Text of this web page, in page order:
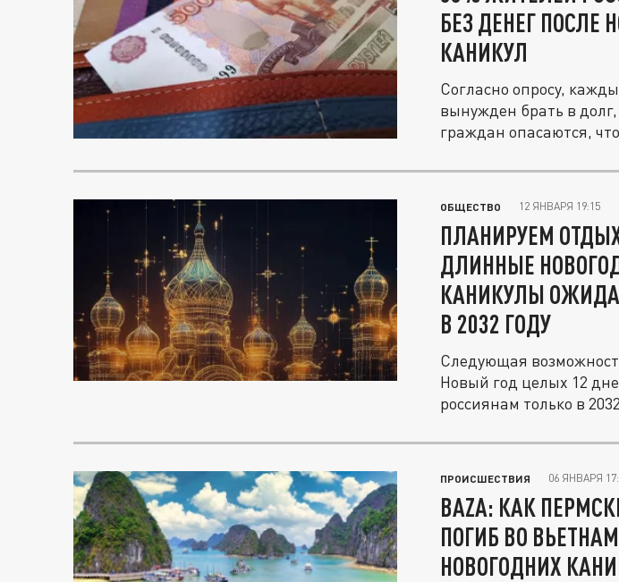
БЕЗ ДЕНЕГ ПОСЛЕ
КАНИКУЛ
Согласно опросу,
вынужден брать в
граждан опасаются,
ОБЩЕСТВО 12 ЯНВАРЯ 19:15
ПЛАНИРУЕМ
ДЛИННЫЕ
КАНИКУЛЫ
В 2032 ГОДУ
Следующая
Новый год целых 12
россиянам только в
ПРОИСШЕСТВИЯ 06 ЯНВАРЯ
BAZA: КАК
ПОГИБ ВО
НОВОГОДНИХ